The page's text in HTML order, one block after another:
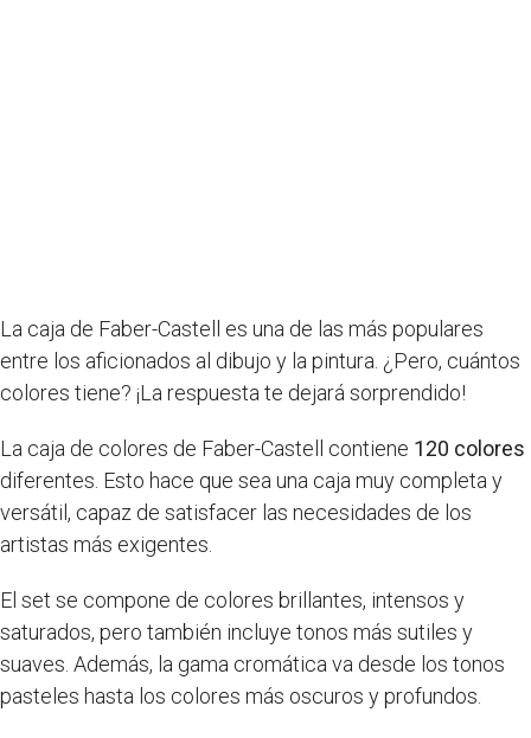
La caja de Faber-Castell es una de las más populares
entre los aficionados al dibujo y la pintura. ¿Pero, cuántos
colores tiene? ¡La respuesta te dejará sorprendido!
La caja de colores de Faber-Castell contiene 120 colores
diferentes. Esto hace que sea una caja muy completa y
versátil, capaz de satisfacer las necesidades de los
artistas más exigentes.
El set se compone de colores brillantes, intensos y
saturados, pero también incluye tonos más sutiles y
suaves. Además, la gama cromática va desde los tonos
pasteles hasta los colores más oscuros y profundos.